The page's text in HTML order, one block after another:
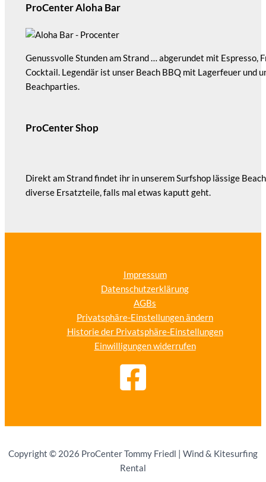
ProCenter Aloha Bar
Genussvolle Stunden am Strand … abgerundet mit Espresso,
Cocktail. Legendär ist unser Beach BBQ mit Lagerfeuer und
Beachparties.
ProCenter Shop
Direkt am Strand findet ihr in unserem Surfshop lässige
diverse Ersatzteile, falls mal etwas kaputt geht.
Impressum
Datenschutzerklärung
AGBs
Privatsphäre-Einstellungen ändern
Historie der Privatsphäre-Einstellungen
Einwilligungen widerrufen
Copyright © 2026 ProCenter Tommy Friedl | Wind & Kitesurfing
Rental